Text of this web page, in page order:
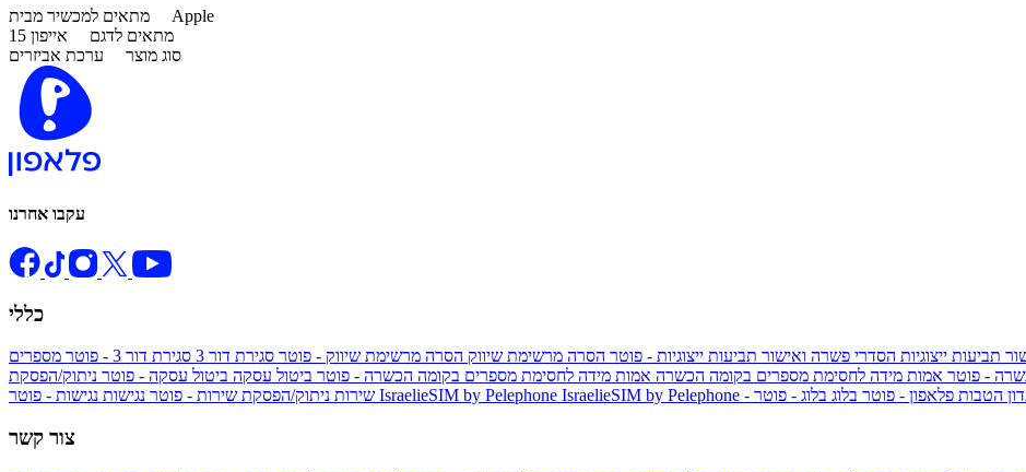
מתאים למכשיר מבית Apple
מתאים לדגם אייפון 15
סוג מוצר ערכת אביזרים
עקבו אחרנו
כללי
תביעות ייצוגיות הסדרי פשרה ואישור תביעות ייצוגיות - פוטר הסרה מרשימת שיווק הסרה מרשימת שיווק - פוטר סגירת דור 3 סגירת דור 3 - פוטר
מספרים
- פוטר אמות מידה לחסימת מספרים בקומה הכשרה אמות מידה לחסימת מספרים בקומה הכשרה - פוטר ביטול עסקה ביטול עסקה - פוטר ניתוק/הפסקת
שירות ניתוק/הפסקת שירות - פוטר נגישות IsraelieSIM by Pelephone הטבות פלאפון - פוטר בלוג בלוג - פוטר
צור קשר